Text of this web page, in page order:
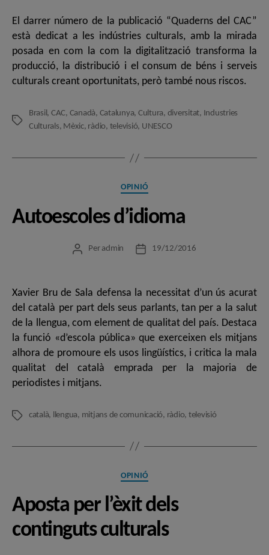
El darrer número de la publicació “Quaderns del CAC”
està dedicat a les indústries culturals, amb la mirada
posada en com la com la digitalització transforma la
producció, la distribució i el consum de béns i serveis
culturals creant oportunitats, però també nous riscos.
Etiquetes
Brasil, CAC, Canadà, Catalunya, Cultura, diversitat, Industries
Culturals, Mèxic, ràdio, televisió, UNESCO
Categories
OPINIÓ
Autoescoles d’idioma
Autor
Per admin
Data19/12/2016
Xavier Bru de Sala defensa la necessitat d’un ús acurat
del català per part dels seus parlants, tan per a la salut
de la llengua, com element de qualitat del país. Destaca
la funció «d’escola pública» que exerceixen els mitjans
alhora de promoure els usos lingüístics, i critica la mala
qualitat del català emprada per la majoria de
periodistes i mitjans.
Etiquetes
català, llengua, mitjans de comunicació, ràdio, televisió
Categories
OPINIÓ
Aposta per l’èxit dels
continguts culturals